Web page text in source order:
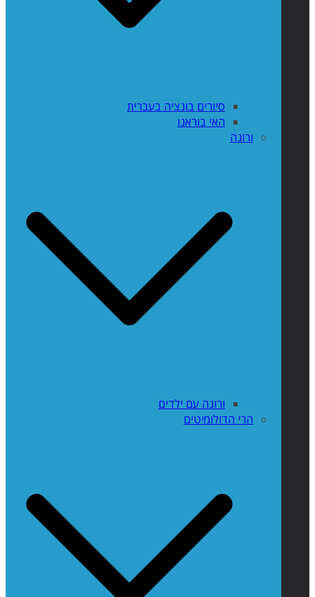
סיורים בונציה בעברית
האי בוראנו
ורונה
ורונה עם ילדים
הרי הדולומיטים